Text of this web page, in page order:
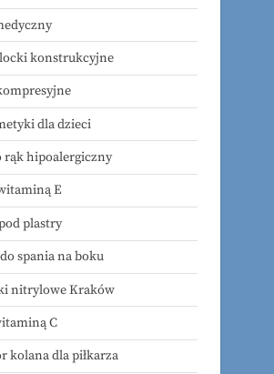
konstrukcyjne
dla dzieci
rąk hipoalergiczny
E
plastry
spania na boku
nitrylowe Kraków
C
kolana dla piłkarza